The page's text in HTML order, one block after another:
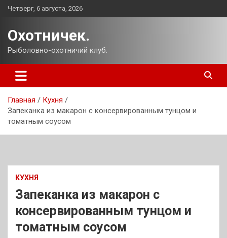
Перейти
Четверг, 6 августа, 2026
Охотничек.
Рыболовно-охотничий клуб.
Главная
Кухня
Запеканка из макарон с консервированным тунцом и
томатным соусом
КУХНЯ
Запеканка из макарон с
консервированным тунцом и
томатным соусом